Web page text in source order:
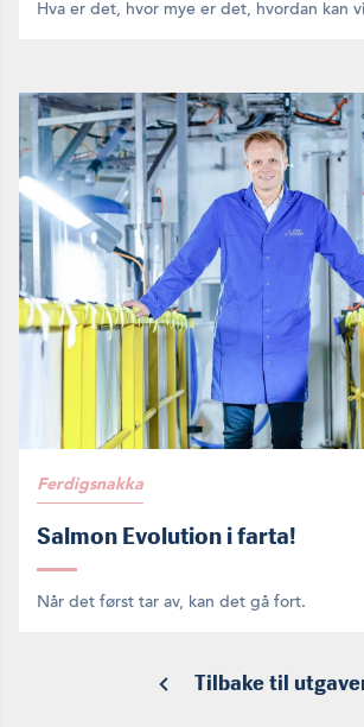
Hva er det, hvor mye er det, hvordan kan
Ferdigsnakka
Salmon Evolution i farta!
Når det først tar av, kan det gå fort.
Tilbake til